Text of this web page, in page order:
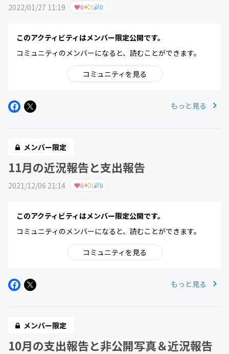
2022/01/27 11:19 0 0 0
このアクティビティはメンバー限定公開です。
コミュニティのメンバーになると、読むことができます。
コミュニティを見る
もっと見る
メンバー限定
11月の近況報告と支出報告
2021/12/06 21:14 0 0 0
このアクティビティはメンバー限定公開です。
コミュニティのメンバーになると、読むことができます。
コミュニティを見る
もっと見る
メンバー限定
10月の支出報告と非公開写真＆近況報告